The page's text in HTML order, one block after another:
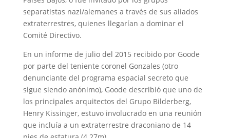
separatistas nazi/alemanes a través de sus aliados
extraterrestres, quienes llegarían a dominar el
Comité Directivo.
En un informe de julio del 2015 recibido por Goode
por parte del teniente coronel Gonzales (otro
denunciante del programa espacial secreto que
sigue siendo anónimo), Goode describió que uno de
los principales arquitectos del Grupo Bilderberg,
Henry Kissinger, estuvo involucrado en una reunión
que incluía a un extraterrestre draconiano de 14